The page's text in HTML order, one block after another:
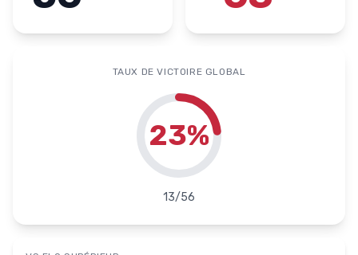
TAUX DE VICTOIRE GLOBAL
23%
13/56